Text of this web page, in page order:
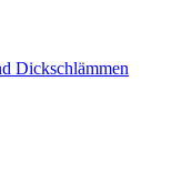
Dickschlämmen